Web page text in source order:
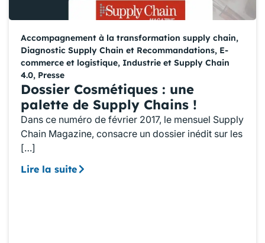
Accompagnement à la transformation supply chain,
Diagnostic Supply Chain et Recommandations, E-
commerce et logistique, Industrie et Supply Chain
4.0, Presse
Dossier Cosmétiques : une
palette de Supply Chains !
Dans ce numéro de février 2017, le mensuel Supply
Chain Magazine, consacre un dossier inédit sur les
[…]
Lire la suite